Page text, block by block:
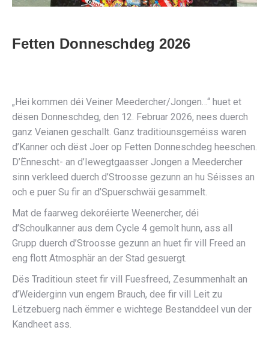
Fetten Donneschdeg 2026
„Hei kommen déi Veiner Meedercher/Jongen…“ huet et
dësen Donneschdeg, den 12. Februar 2026, nees duerch
ganz Veianen geschallt. Ganz traditiounsgeméiss waren
d’Kanner och dëst Joer op Fetten Donneschdeg heeschen.
D’Ënnescht- an d’Iewegtgaasser Jongen a Meedercher
sinn verkleed duerch d’Stroosse gezunn an hu Séisses an
och e puer Su fir an d’Spuerschwäi gesammelt.
Mat de faarweg dekoréierte Weenercher, déi
d’Schoulkanner aus dem Cycle 4 gemolt hunn, ass all
Grupp duerch d’Stroosse gezunn an huet fir vill Freed an
eng flott Atmosphär an der Stad gesuergt.
Dës Traditioun steet fir vill Fuesfreed, Zesummenhalt an
d’Weiderginn vun engem Brauch, dee fir vill Leit zu
Lëtzebuerg nach ëmmer e wichtege Bestanddeel vun der
Kandheet ass.